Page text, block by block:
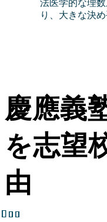
法医学的な理
り、大きな決
慶應義
を志望
由